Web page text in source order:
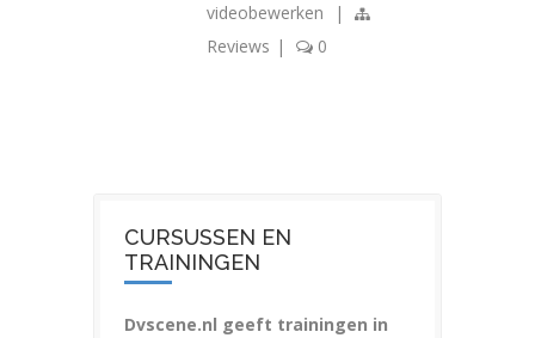
videobewerken
|
Reviews | 0
CURSUSSEN EN
TRAININGEN
Dvscene.nl geeft trainingen in